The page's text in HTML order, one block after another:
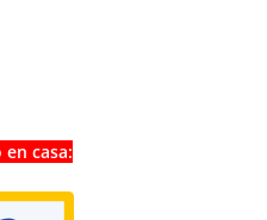
casa: